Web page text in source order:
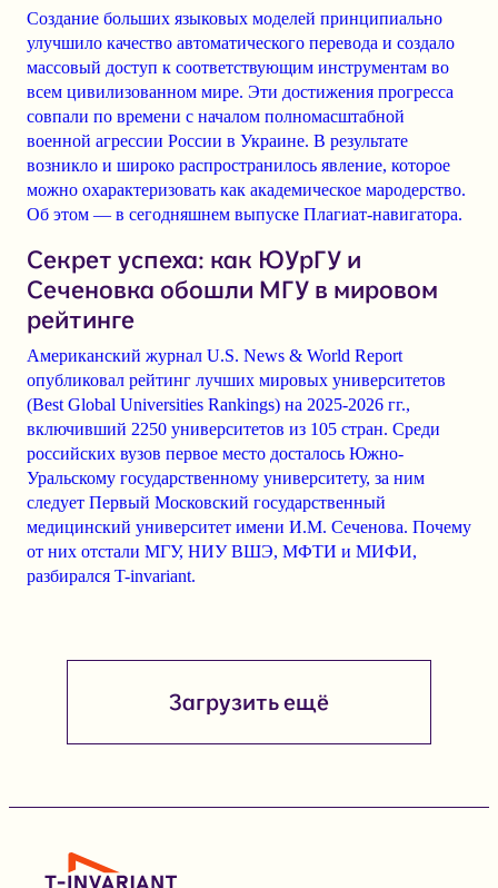
Создание больших языковых моделей принципиально
улучшило качество автоматического перевода и создало
массовый доступ к соответствующим инструментам во
всем цивилизованном мире. Эти достижения прогресса
совпали по времени с началом полномасштабной
военной агрессии России в Украине. В результате
возникло и широко распространилось явление, которое
можно охарактеризовать как академическое мародерство.
Об этом — в сегодняшнем выпуске Плагиат-навигатора.
Секрет успеха: как ЮУрГУ и
Сеченовка обошли МГУ в мировом
рейтинге
Американский журнал U.S. News & World Report
опубликовал рейтинг лучших мировых университетов
(Best Global Universities Rankings) на 2025-2026 гг.,
включивший 2250 университетов из 105 стран. Среди
российских вузов первое место досталось Южно-
Уральскому государственному университету, за ним
следует Первый Московский государственный
медицинский университет имени И.М. Сеченова. Почему
от них отстали МГУ, НИУ ВШЭ, МФТИ и МИФИ,
разбирался T-invariant.
Загрузить ещё